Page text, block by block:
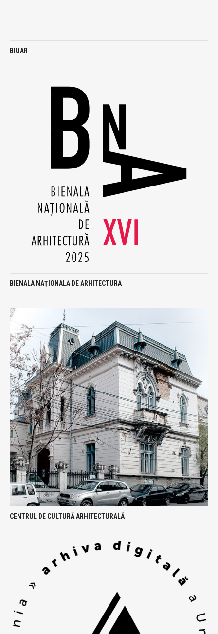
BIUAR
BIENALA NAȚIONALĂ DE ARHITECTURĂ
CENTRUL DE CULTURĂ ARHITECTURALĂ